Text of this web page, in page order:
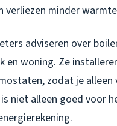
verliezen minder
adviseren over
en woning. Ze
zodat je
niet alleen goed voor